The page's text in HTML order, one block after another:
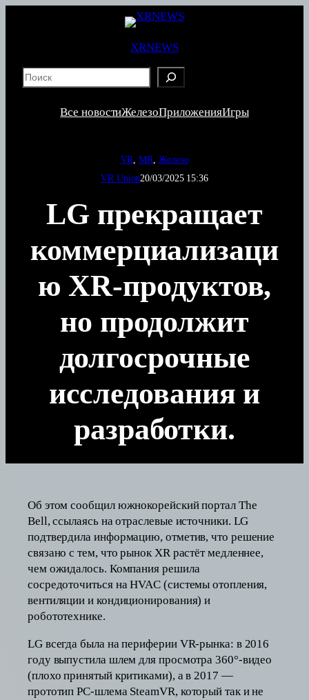
XRNEWS
Все новостиЖелезоПриложенияИгры
VR , MR Железо
VR Union20/03/2025 15:36
LG прекращает
коммерциализаци
ю XR-продуктов,
но продолжит
долгосрочные
исследования и
разработки.
Об этом сообщил южнокорейский портал The
Bell, ссылаясь на отраслевые источники. LG
подтвердила информацию, отметив, что решение
связано с тем, что рынок XR растёт медленнее,
чем ожидалось. Компания решила
сосредоточиться на HVAC (системы отопления,
вентиляции и кондиционирования) и
робототехнике.
LG всегда была на периферии VR-рынка: в 2016
году выпустила шлем для просмотра 360°-видео
(плохо принятый критиками), а в 2017 —
прототип PC-шлема SteamVR, который так и не